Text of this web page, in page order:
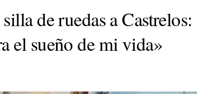
de ruedas a Castrelos:
el sueño de mi vida»